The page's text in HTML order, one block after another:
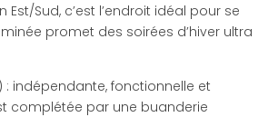
Sud, c’est l’endroit idéal pour se
promet des soirées d’hiver ultra
: indépendante, fonctionnelle et
complétée par une buanderie